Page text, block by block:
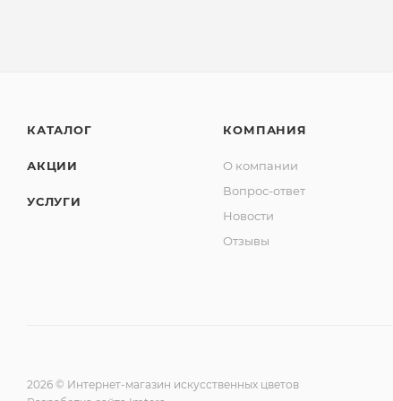
КАТАЛОГ
АКЦИИ
УСЛУГИ
КОМПАНИЯ
О компании
Вопрос-ответ
Новости
Отзывы
2026 © Интернет-магазин искусственных цветов